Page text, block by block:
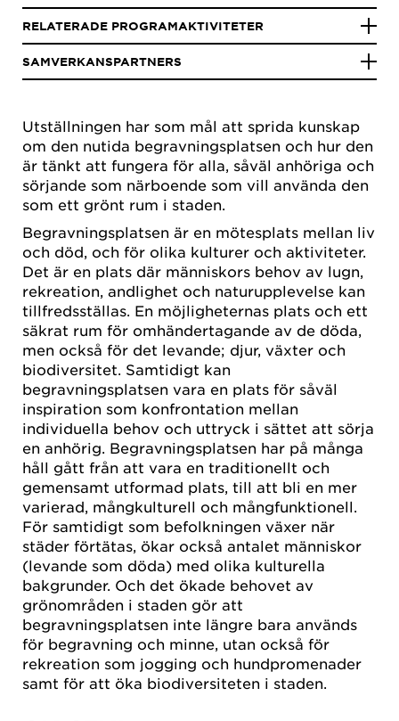
Utställningen har som mål att sprida kunskap
om den nutida begravningsplatsen och hur den
är tänkt att fungera för alla, såväl anhöriga och
sörjande som närboende som vill använda den
som ett grönt rum i staden.
Begravningsplatsen är en mötesplats mellan liv
och död, och för olika kulturer och aktiviteter.
Det är en plats där människors behov av lugn,
rekreation, andlighet och naturupplevelse kan
tillfredsställas. En möjligheternas plats och ett
säkrat rum för omhändertagande av de döda,
men också för det levande; djur, växter och
biodiversitet. Samtidigt kan
begravningsplatsen vara en plats för såväl
inspiration som konfrontation mellan
individuella behov och uttryck i sättet att sörja
en anhörig. Begravningsplatsen har på många
håll gått från att vara en traditionellt och
gemensamt utformad plats, till att bli en mer
varierad, mångkulturell och mångfunktionell.
För samtidigt som befolkningen växer när
städer förtätas, ökar också antalet människor
(levande som döda) med olika kulturella
bakgrunder. Och det ökade behovet av
grönområden i staden gör att
begravningsplatsen inte längre bara används
för begravning och minne, utan också för
rekreation som jogging och hundpromenader
samt för att öka biodiversiteten i staden.
RELATERADE PROGRAMAKTIVITETER
SAMVERKANSPARTNERS